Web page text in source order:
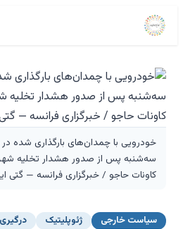
خودرویی با چمدان‌های بارگذاری شده
سه‌شنبه پس از صدور هشدار تخلیه شهر
کاونات حاجو / خبرگزاری فرانسه — گتی
سیاست خارجی ژئوپلیتیک